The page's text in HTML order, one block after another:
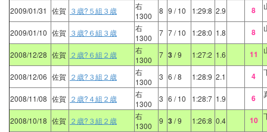
2009/01/31 佐賀 ３歳?５組３歳
右
1300
8 9 / 10 1:29:8 2.9 8
2009/01/10 佐賀 ３歳?６組３歳
右
1300
7 7/ 10 1:28:0 1.8 8
2008/12/28 佐賀 ２歳?６組２歳
右
1300
7 3/ 9 1:27:2 1.6 11
2008/12/06 佐賀 ２歳?３組２歳
右
1300
3 6 / 8 1:28:9 2.1 4
2008/11/08 佐賀 ２歳?４組２歳
右
1300
3 6 / 10 1:28:7 1.9 6
2008/10/18 佐賀 ２歳?３組２歳
右
1300
9 3/ 9 1:26:8 0.4 10